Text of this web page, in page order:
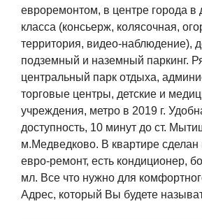
евроремонтом, в центре города в
класса (консьерж, колясочная,
территория, видео-наблюдение),
подземный и наземный паркинг.
центральный парк отдыха,
торговые центры, детские и
учреждения, метро в 2019 г.
доступность, 10 минут до ст.
м.Медведково. В квартире сделан
евро-ремонт, есть кондиционер,
мл. Все что нужно для
Адрес, который Вы будете